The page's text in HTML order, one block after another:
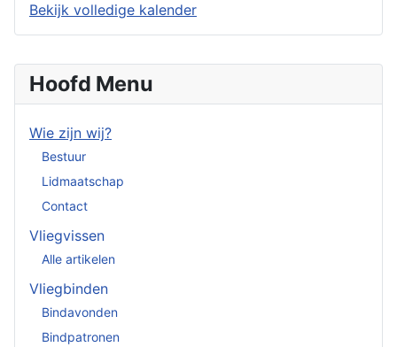
Hoofd Menu
Wie zijn wij?
Bestuur
Lidmaatschap
Contact
Vliegvissen
Alle artikelen
Vliegbinden
Bindavonden
Bindpatronen
Bekijk volledige kalender